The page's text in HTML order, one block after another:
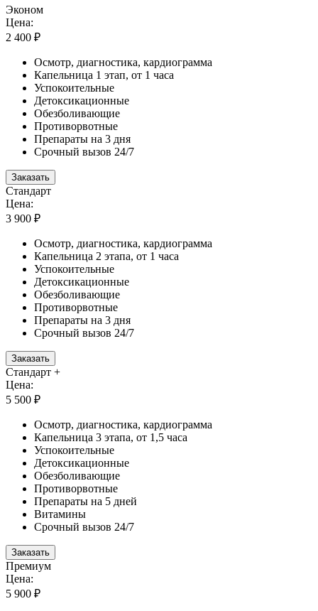
Эконом
Цена:
2 400 ₽
Осмотр, диагностика, кардиограмма
Капельница 1 этап, от 1 часа
Успокоительные
Детоксикационные
Обезболивающие
Противорвотные
Препараты на 3 дня
Срочный вызов 24/7
Заказать
Стандарт
Цена:
3 900 ₽
Осмотр, диагностика, кардиограмма
Капельница 2 этапа, от 1 часа
Успокоительные
Детоксикационные
Обезболивающие
Противорвотные
Препараты на 3 дня
Срочный вызов 24/7
Заказать
Стандарт +
Цена:
5 500 ₽
Осмотр, диагностика, кардиограмма
Капельница 3 этапа, от 1,5 часа
Успокоительные
Детоксикационные
Обезболивающие
Противорвотные
Препараты на 5 дней
Витамины
Срочный вызов 24/7
Заказать
Премиум
Цена:
5 900 ₽